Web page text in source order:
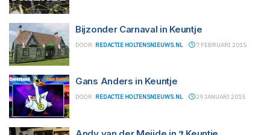
Bijzonder Carnaval in Keuntje
DOOR: REDACTIE HOLTENSNIEUWS.NL 7 FEBRUARI 2015
Gans Anders in Keuntje
DOOR: REDACTIE HOLTENSNIEUWS.NL 29 JANUARI 2015